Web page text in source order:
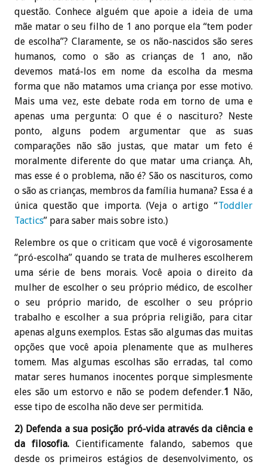
questão. Conhece alguém que apoie a ideia de uma
mãe matar o seu filho de 1 ano porque ela “tem poder
de escolha”? Claramente, se os não-nascidos são seres
humanos, como o são as crianças de 1 ano, não
devemos matá-los em nome da escolha da mesma
forma que não matamos uma criança por esse motivo.
Mais uma vez, este debate roda em torno de uma e
apenas uma pergunta: O que é o nascituro? Neste
ponto, alguns podem argumentar que as suas
comparações não são justas, que matar um feto é
moralmente diferente do que matar uma criança. Ah,
mas esse é o problema, não é? São os nascituros, como
o são as crianças, membros da família humana? Essa é a
única questão que importa. (Veja o artigo “Toddler
Tactics” para saber mais sobre isto.)
Relembre os que o criticam que você é vigorosamente
“pró-escolha” quando se trata de mulheres escolherem
uma série de bens morais. Você apoia o direito da
mulher de escolher o seu próprio médico, de escolher
o seu próprio marido, de escolher o seu próprio
trabalho e escolher a sua própria religião, para citar
apenas alguns exemplos. Estas são algumas das muitas
opções que você apoia plenamente que as mulheres
tomem. Mas algumas escolhas são erradas, tal como
matar seres humanos inocentes porque simplesmente
eles são um estorvo e não se podem defender.1 Não,
esse tipo de escolha não deve ser permitida.
2) Defenda a sua posição pró-vida através da ciência e
da filosofia. Cientificamente falando, sabemos que
desde os primeiros estágios de desenvolvimento, os